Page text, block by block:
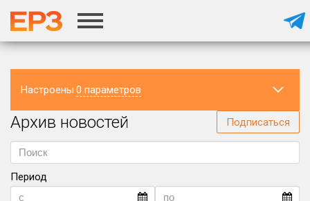
Настроены 0 параметров
Регион
Архив новостей Подписаться
Период